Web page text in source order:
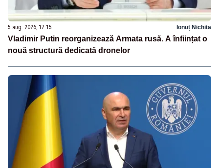
5 aug. 2026, 17:15 Ionuț Nichita
Vladimir Putin reorganizează Armata rusă. A înființat o
nouă structură dedicată dronelor